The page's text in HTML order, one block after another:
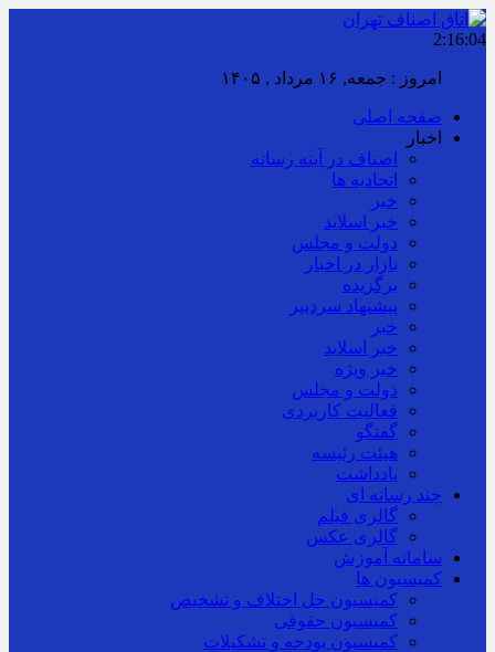
2:16:05
امروز : جمعه, ۱۶ مرداد , ۱۴۰۵
صفحه اصلی
اخبار
اصناف در آینه رسانه
اتحادیه ها
خبر
خبر اسلايد
دولت و مجلس
بازار در اخبار
برگزیده
پیشنهاد سردبیر
خبر
خبر اسلايد
خبر ویژه
دولت و مجلس
فعالیت کاربردی
گفتگو
هیئت رئیسه
یادداشت
چند رسانه ای
گالری فیلم
گالری عکس
سامانه آموزش
کمیسیون ها
کمیسیون حل اختلاف و تشخیص
کمیسیون حقوقی
کمیسیون بودجه و تشکیلات